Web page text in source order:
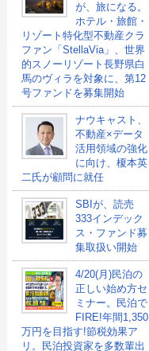
が、旅になる。
ホテル・旅館・
リゾート特化型不動産クラ
ファン「StellaVia」、世界
的スノーリゾート長野県白
馬のヴィラを対象に、第12
号ファンドを募集開始
ナウキャスト、
不動産×データ
活用領域の強化
に向け、榎本英
二氏が顧問に就任
SBIが、読売
333インデック
ス・ファンド募
集取扱い開始
4/20(月)民泊の
正しい始め方セ
ミナー。民泊で
FIRE!年間1,350
万円を目指す!節税効果ア
リ。民泊投資家を多数輩出